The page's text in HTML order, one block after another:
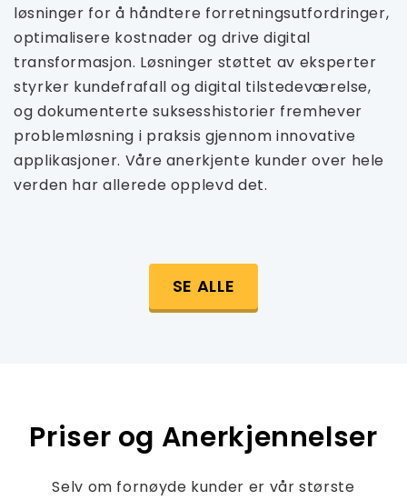
løsninger for å håndtere forretningsutfordringer,
optimalisere kostnader og drive digital
transformasjon. Løsninger støttet av eksperter
styrker kundefrafall og digital tilstedeværelse,
og dokumenterte suksesshistorier fremhever
problemløsning i praksis gjennom innovative
applikasjoner. Våre anerkjente kunder over hele
verden har allerede opplevd det.
SE ALLE
Priser og Anerkjennelser
Selv om fornøyde kunder er vår største